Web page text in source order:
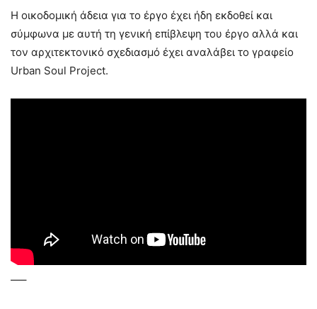
Η οικοδομική άδεια για το έργο έχει ήδη εκδοθεί και
σύμφωνα με αυτή τη γενική επίβλεψη του έργο αλλά και
τον αρχιτεκτονικό σχεδιασμό έχει αναλάβει το γραφείο
Urban Soul Project.
—–